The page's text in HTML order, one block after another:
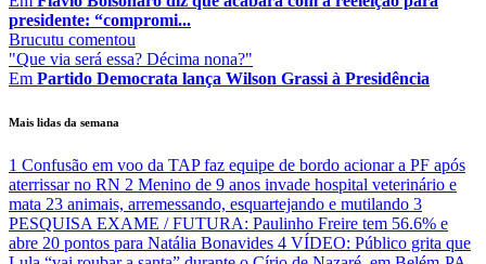
presidente: “compromi...
Brucutu comentou
"Que via será essa? Décima nona?"
Em Partido Democrata lança Wilson Grassi à Presidência
Mais lidas da semana
1 Confusão em voo da TAP faz equipe de bordo acionar a PF após
aterrissar no RN 2 Menino de 9 anos invade hospital veterinário e
mata 23 animais, arremessando, esquartejando e mutilando 3
PESQUISA EXAME / FUTURA: Paulinho Freire tem 56.6% e
abre 20 pontos para Natália Bonavides 4 VÍDEO: Público grita que